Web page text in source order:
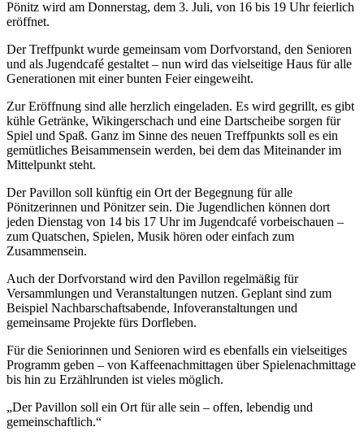
Pönitz wird am Donnerstag, dem 3. Juli, von 16 bis 19 Uhr feierlich
eröffnet.
Der Treffpunkt wurde gemeinsam vom Dorfvorstand, den Senioren
und als Jugendcafé gestaltet – nun wird das vielseitige Haus für alle
Generationen mit einer bunten Feier eingeweiht.
Zur Eröffnung sind alle herzlich eingeladen. Es wird gegrillt, es gibt
kühle Getränke, Wikingerschach und eine Dartscheibe sorgen für
Spiel und Spaß. Ganz im Sinne des neuen Treffpunkts soll es ein
gemütliches Beisammensein werden, bei dem das Miteinander im
Mittelpunkt steht.
Der Pavillon soll künftig ein Ort der Begegnung für alle
Pönitzerinnen und Pönitzer sein. Die Jugendlichen können dort
jeden Dienstag von 14 bis 17 Uhr im Jugendcafé vorbeischauen –
zum Quatschen, Spielen, Musik hören oder einfach zum
Zusammensein.
Auch der Dorfvorstand wird den Pavillon regelmäßig für
Versammlungen und Veranstaltungen nutzen. Geplant sind zum
Beispiel Nachbarschaftsabende, Infoveranstaltungen und
gemeinsame Projekte fürs Dorf­leben.
Für die Seniorinnen und Senioren wird es ebenfalls ein vielseitiges
Programm geben – von Kaffeenachmittagen über Spielenachmittage
bis hin zu Erzählrunden ist vieles möglich.
„Der Pavillon soll ein Ort für alle sein – offen, lebendig und
gemeinschaftlich.“